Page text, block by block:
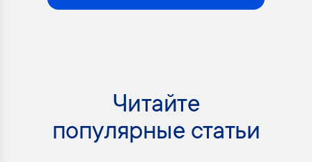
Читайте
популярные статьи